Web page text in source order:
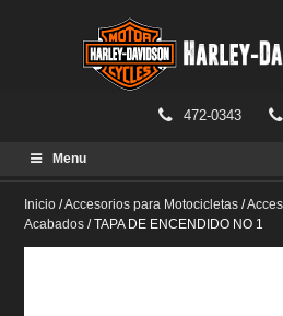
472-0343
Menu
Inicio /Accesorios para Motocicletas /
Acabados /TAPA DE ENCENDIDO NO 1